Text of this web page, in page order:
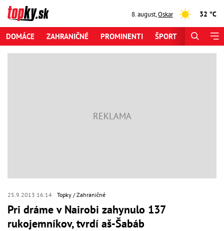
8. august,Oskar 32 °C
DOMÁCE ZAHRANIČNÉ PROMINENTI ŠPORT
25.9.2013 16:14 Topky Zahraničné
Pri dráme v Nairobi zahynulo 137
rukojemníkov, tvrdí aš-Šabáb